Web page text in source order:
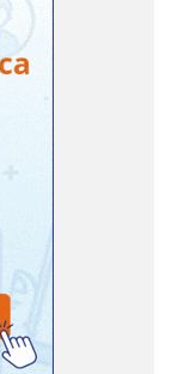
широко
собеседница
узколистная».
оказалась
пачки четыре
(по весне)
на два
корой. Семена
срезать
лаванда
символ
в посадочную
В первый год
силы куста
второго года
Бойко,
новости здесь